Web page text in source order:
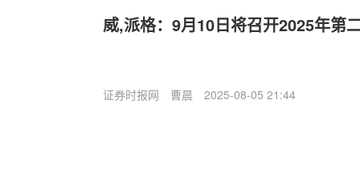
威,派格：9月10日将召开2025年第
证券时报网 曹晨 2025-08-05 21:44